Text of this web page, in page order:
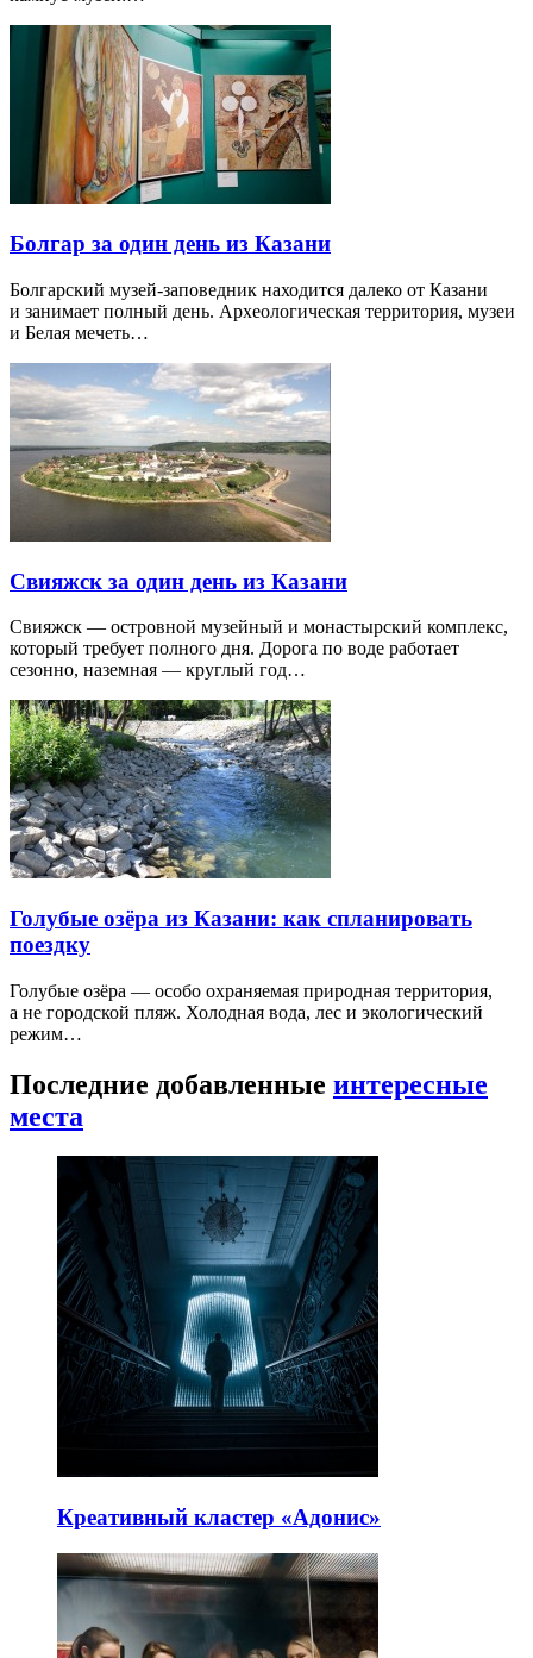
Болгар за один день из Казани
Болгарский музей-заповедник находится далеко от Казани
и занимает полный день. Археологическая территория, музеи
и Белая мечеть…
Свияжск за один день из Казани
Свияжск — островной музейный и монастырский комплекс,
который требует полного дня. Дорога по воде работает
сезонно, наземная — круглый год…
Голубые озёра из Казани: как спланировать
поездку
Голубые озёра — особо охраняемая природная территория,
а не городской пляж. Холодная вода, лес и экологический
режим…
Последние добавленные интересные
места
Креативный кластер «Адонис»